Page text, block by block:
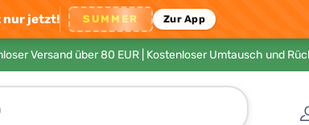
nur jetzt! SUMMER Zur App
Versand über 80 EUR | Kostenloser Umtausch und